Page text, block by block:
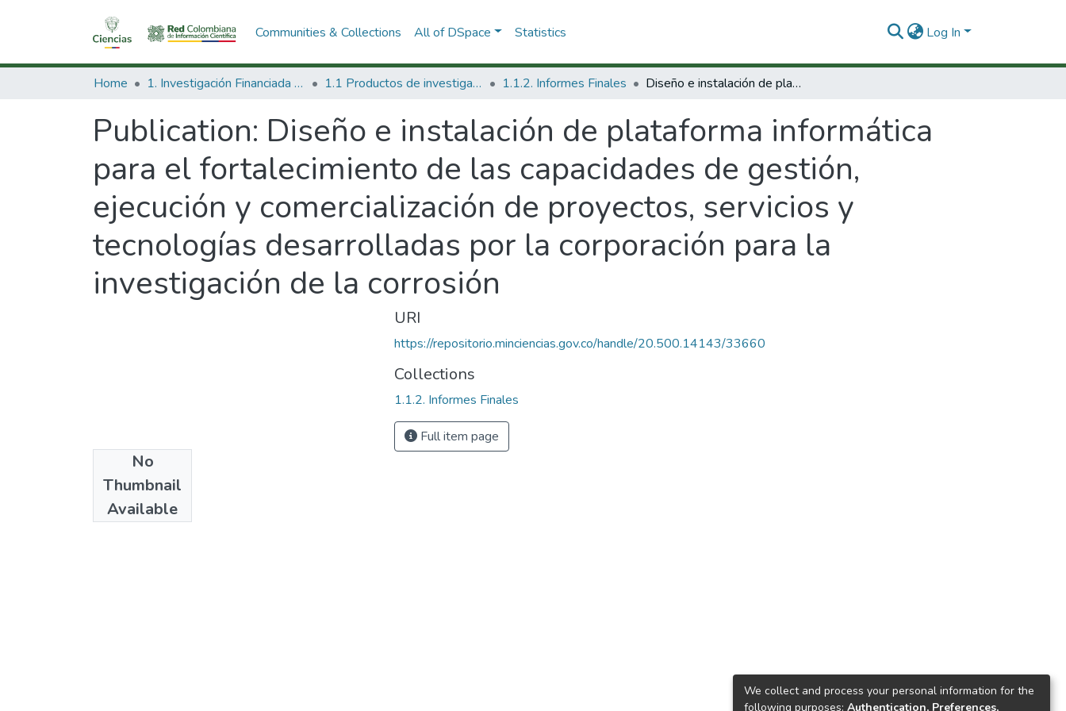
Communities & Collections All of DSpace Statistics Log In
Home 1. Investigación Financiada con Recursos Públicos 1.1 Productos de investigación 1.1.2. Informes Finales Diseño e instalación de plataforma informática para el fortalecimiento de las capacidades de gestión, ejecución y comercialización de proyectos, servicios y tecnologías desarrolladas por la corporación para la investigación de la corrosión
Publication: Diseño e instalación de plataforma informática
para el fortalecimiento de las capacidades de gestión,
ejecución y comercialización de proyectos, servicios y
tecnologías desarrolladas por la corporación para la
investigación de la corrosión
No
Thumbnail
Available
2004
URI
https://repositorio.minciencias.gov.co/handle/20.500.14143/33660
Collections
1.1.2. Informes Finales
Full item page
We collect and process your personal information for the
following purposes: Authentication, Preferences,